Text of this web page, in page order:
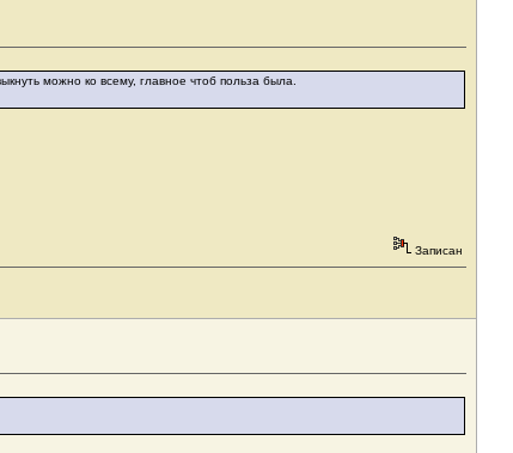
можно ко всему, главное чтоб польза была.
Записан